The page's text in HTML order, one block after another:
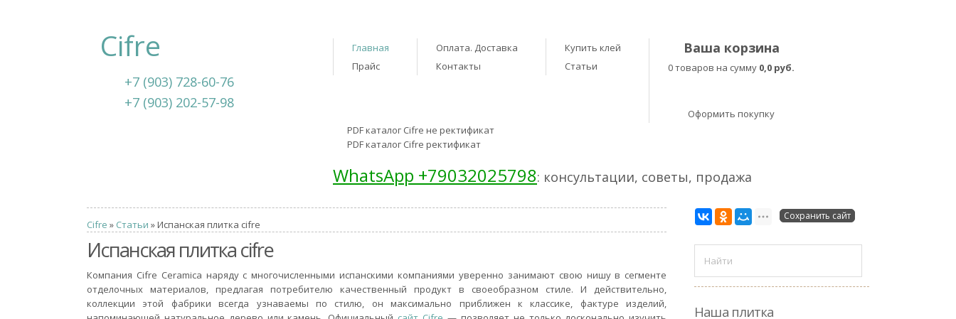
Cifre
+7 (903) 728-60-76
+7 (903) 202-57-98
Главная
Прайс
Оплата. Доставка
Контакты
Купить клей
Статьи
Ваша корзина
0 товаров на сумму 0,0 руб.
Оформить покупку
PDF каталог Cifre не ректификат
PDF каталог Cifre ректификат
WhatsApp +79032025798: консультации, советы, продажа
Cifre » Статьи » Испанская плитка cifre
Испанская плитка cifre
Компания Cifre Ceramica наряду с многочисленными испанскими компаниями уверенно занимают свою нишу в сегменте
отделочных материалов, предлагая потребителю качественный продукт в своеобразном стиле. И действительно,
коллекции этой фабрики всегда узнаваемы по стилю, он максимально приближен к классике, фактуре изделий,
Сохранить сайт
Наша плитка